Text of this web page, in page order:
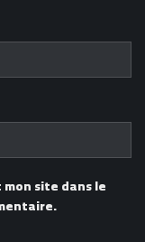
site dans le